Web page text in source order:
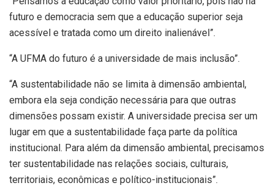
futuro e democracia sem que a educação superior seja
acessível e tratada como um direito inalienável”.
“A UFMA do futuro é a universidade de mais inclusão”.
“A sustentabilidade não se limita à dimensão ambiental,
embora ela seja condição necessária para que outras
dimensões possam existir. A universidade precisa ser um
lugar em que a sustentabilidade faça parte da política
institucional. Para além da dimensão ambiental, precisamos
ter sustentabilidade nas relações sociais, culturais,
territoriais, econômicas e político-institucionais”.